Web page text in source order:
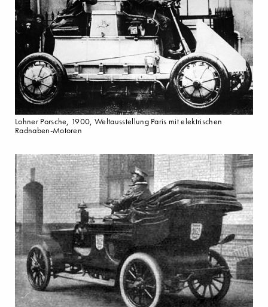
Lohner Porsche, 1900, Weltausstellung Paris mit elektrischen
Radnaben-Motoren